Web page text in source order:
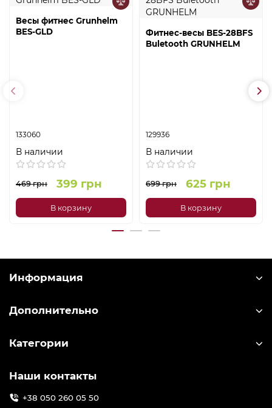
Весы фитнес Grunhelm
BES-GLD
133060
В наличии
469 грн 399 грн
В корзину
Фитнес-весы BES-28BFS
Buletooth GRUNHELM
129936
В наличии
699 грн 625 грн
В корзину
Информация
Дополнительно
Категории
Наши контакты
+38 050 260 05 50